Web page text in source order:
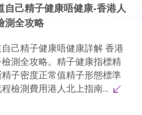
自己精子健康唔健康-香港人
測全攻略
己精子健康唔健康詳解 香港
檢測全攻略。精子健康指標精
子密度正常值精子形態標準
檢測費用港人北上指南...